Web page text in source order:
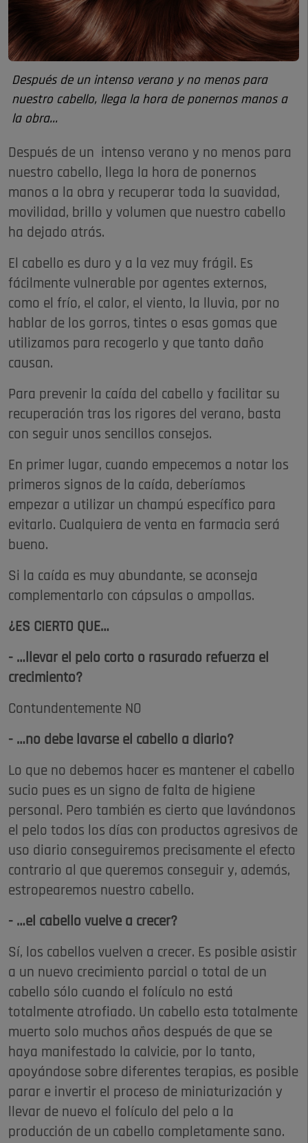
Después de un intenso verano y no menos para
nuestro cabello, llega la hora de ponernos manos a
la obra...
Después de un intenso verano y no menos para
nuestro cabello, llega la hora de ponernos
manos a la obra y recuperar toda la suavidad,
movilidad, brillo y volumen que nuestro cabello
ha dejado atrás.
El cabello es duro y a la vez muy frágil. Es
fácilmente vulnerable por agentes externos,
como el frío, el calor, el viento, la lluvia, por no
hablar de los gorros, tintes o esas gomas que
utilizamos para recogerlo y que tanto daño
causan.
Para prevenir la caída del cabello y facilitar su
recuperación tras los rigores del verano, basta
con seguir unos sencillos consejos.
En primer lugar, cuando empecemos a notar los
primeros signos de la caída, deberíamos
empezar a utilizar un champú específico para
evitarlo. Cualquiera de venta en farmacia será
bueno.
Si la caída es muy abundante, se aconseja
complementarlo con cápsulas o ampollas.
¿ES CIERTO QUE…
- …llevar el pelo corto o rasurado refuerza el
crecimiento?
Contundentemente NO
- …no debe lavarse el cabello a diario?
Lo que no debemos hacer es mantener el cabello
sucio pues es un signo de falta de higiene
personal. Pero también es cierto que lavándonos
el pelo todos los días con productos agresivos de
uso diario conseguiremos precisamente el efecto
contrario al que queremos conseguir y, además,
estropearemos nuestro cabello.
- …el cabello vuelve a crecer?
Sí, los cabellos vuelven a crecer. Es posible asistir
a un nuevo crecimiento parcial o total de un
cabello sólo cuando el folículo no está
totalmente atrofiado. Un cabello esta totalmente
muerto solo muchos años después de que se
haya manifestado la calvicie, por lo tanto,
apoyándose sobre diferentes terapias, es posible
parar e invertir el proceso de miniaturización y
llevar de nuevo el folículo del pelo a la
producción de un cabello completamente sano.